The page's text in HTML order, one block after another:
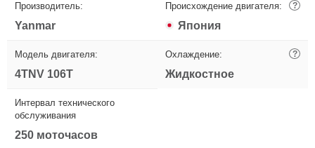
Производитель:
Yanmar
Происхождение двигателя: ?
Япония
Модель двигателя:
4TNV 106Т
Охлаждение: ?
Жидкостное
Интервал технического
обслуживания
250 моточасов